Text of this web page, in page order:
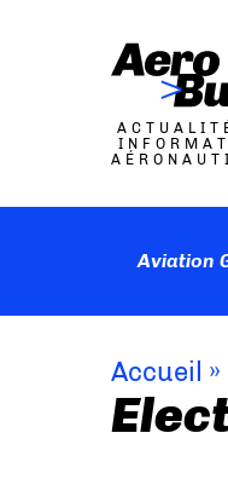
Aviation
Accueil »